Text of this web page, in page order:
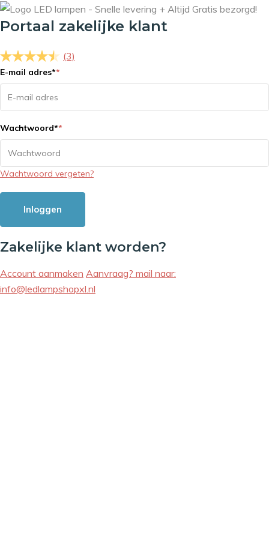
Portaal zakelijke klant
(3)
E-mail adres**
Wachtwoord**
Wachtwoord vergeten?
Inloggen
Zakelijke klant worden?
Account aanmaken Aanvraag? mail naar:
info@ledlampshopxl.nl